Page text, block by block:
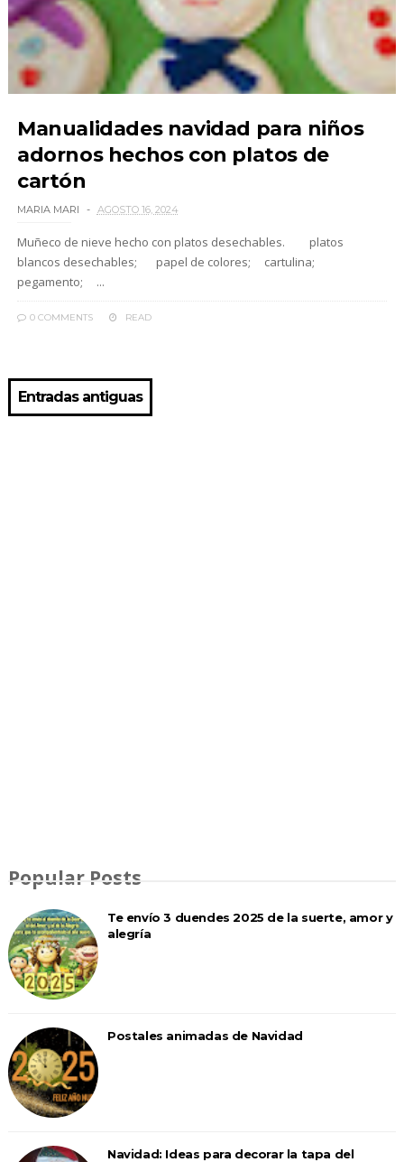
Manualidades navidad para niños
adornos hechos con platos de
cartón
MARIA MARI AGOSTO 16, 2024
Muñeco de nieve hecho con platos desechables. platos
blancos desechables; papel de colores; cartulina;
pegamento; ...
0 COMMENTS READ
Entradas antiguas
Popular Posts
Te envío 3 duendes 2025 de la suerte, amor y
alegría
Postales animadas de Navidad
Navidad: Ideas para decorar la tapa del